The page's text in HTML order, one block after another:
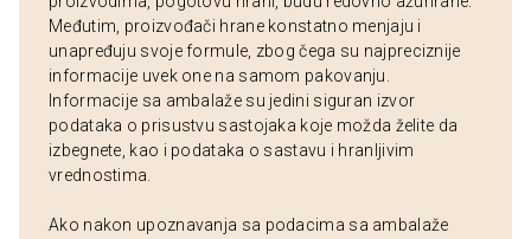
Međutim, proizvođači hrane konstatno menjaju i
unapređuju svoje formule, zbog čega su najpreciznije
informacije uvek one na samom pakovanju.
Informacije sa ambalaže su jedini siguran izvor
podataka o prisustvu sastojaka koje možda želite da
izbegnete, kao i podataka o sastavu i hranljivim
vrednostima.
Ako nakon upoznavanja sa podacima sa ambalaže